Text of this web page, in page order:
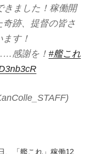
きました！稼働開
跡、提督の皆さ
す！
感謝を！ #艦これ
、「艦これ」稼働12